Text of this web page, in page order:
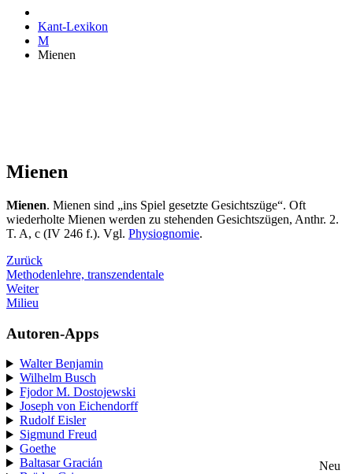
Kant-Lexikon
M
Mienen
Mienen
Mienen. Mienen sind „ins Spiel gesetzte Gesichtszüge“. Oft
wiederholte Mienen werden zu stehenden Gesichtszügen, Anthr. 2.
T. A, c (IV 246 f.). Vgl. Physiognomie.
Zurück
Methodenlehre, transzendentale
Weiter
Milieu
Autoren-Apps
Walter Benjamin
Wilhelm Busch
Fjodor M. Dostojewski
Joseph von Eichendorff
Rudolf Eisler
Sigmund Freud
Goethe
Baltasar Gracián
Neu